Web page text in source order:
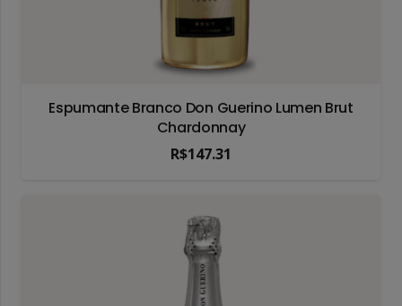
Espumante Branco Don Guerino Lumen Brut
Chardonnay
R$147.31